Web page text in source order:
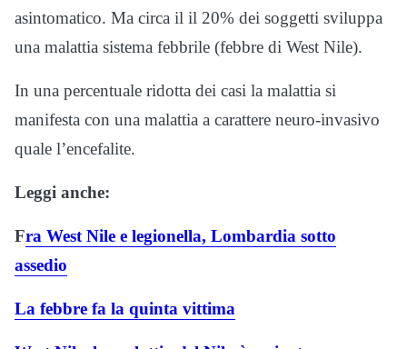
asintomatico. Ma circa il il 20% dei soggetti sviluppa
una malattia sistema febbrile (febbre di West Nile).
In una percentuale ridotta dei casi la malattia si
manifesta con una malattia a carattere neuro-invasivo
quale l’encefalite.
Leggi anche:
Fra West Nile e legionella, Lombardia sotto
assedio
La febbre fa la quinta vittima